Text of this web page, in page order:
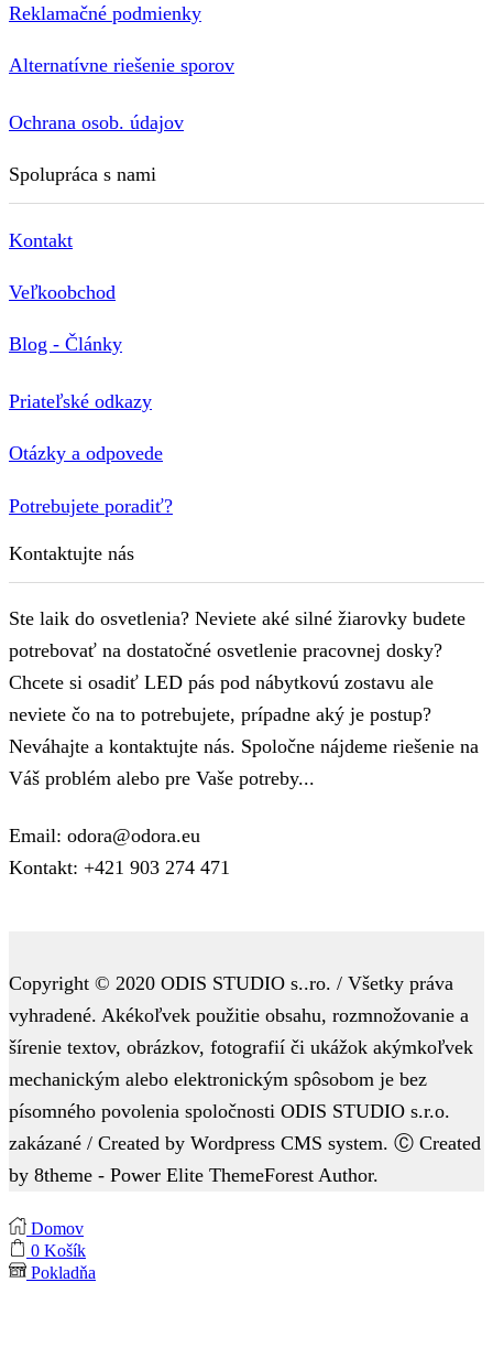
Reklamačné podmienky
Alternatívne riešenie sporov
Ochrana osob. údajov
Spolupráca s nami
Kontakt
Veľkoobchod
Blog - Články
Priateľské odkazy
Otázky a odpovede
Potrebujete poradiť?
Kontaktujte nás
Ste laik do osvetlenia? Neviete aké silné žiarovky budete
potrebovať na dostatočné osvetlenie pracovnej dosky?
Chcete si osadiť LED pás pod nábytkovú zostavu ale
neviete čo na to potrebujete, prípadne aký je postup?
Neváhajte a kontaktujte nás. Spoločne nájdeme riešenie na
Váš problém alebo pre Vaše potreby...
Email: odora@odora.eu
Kontakt: +421 903 274 471
Copyright © 2020 ODIS STUDIO s..ro. / Všetky práva
vyhradené. Akékoľvek použitie obsahu, rozmnožovanie a
šírenie textov, obrázkov, fotografií či ukážok akýmkoľvek
mechanickým alebo elektronickým spôsobom je bez
písomného povolenia spoločnosti ODIS STUDIO s.r.o.
zakázané / Created by Wordpress CMS system. Ⓒ Created
by 8theme - Power Elite ThemeForest Author.
Domov
0 Košík
Pokladňa